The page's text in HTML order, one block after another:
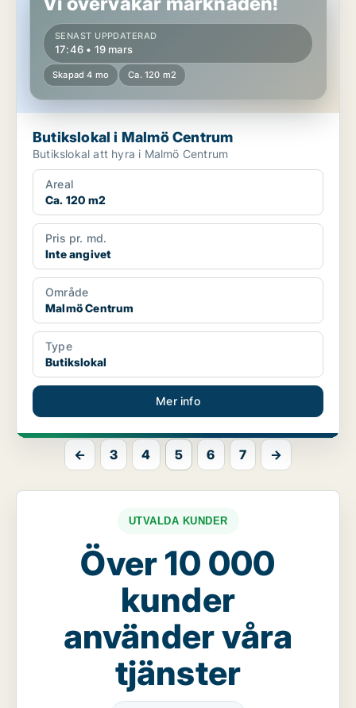
SENAST UPPDATERAD
17:46 • 19 mars
Skapad 4 mo Ca. 120 m2
Butikslokal i Malmö Centrum
Butikslokal att hyra i Malmö Centrum
Areal
Ca. 120 m2
Pris pr. md.
Inte angivet
Område
Malmö Centrum
Type
Butikslokal
Mer info
← 3 4 5 6 7 →
UTVALDA KUNDER
Över 10 000
kunder
använder våra
tjänster